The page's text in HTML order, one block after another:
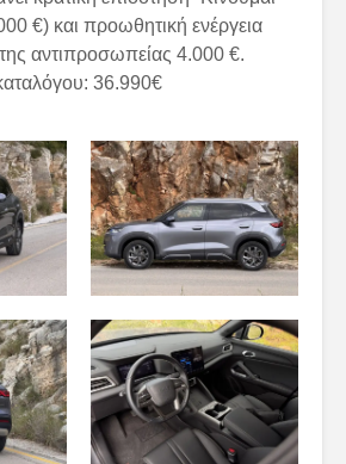
€) και προωθητική ενέργεια
αντιπροσωπείας 4.000 €.
36.990€